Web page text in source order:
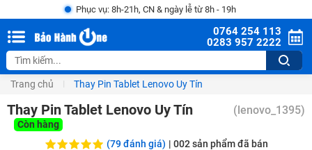
Phục vụ: 8h-21h, CN & ngày lễ từ 8h - 19h
0764 254 113
0283 957 2222
Trang chủ Thay Pin Tablet Lenovo Uy Tín
Thay Pin Tablet Lenovo Uy Tín (lenovo_1395)
Còn hàng
(79 đánh giá) | 002sản phẩm đã bán